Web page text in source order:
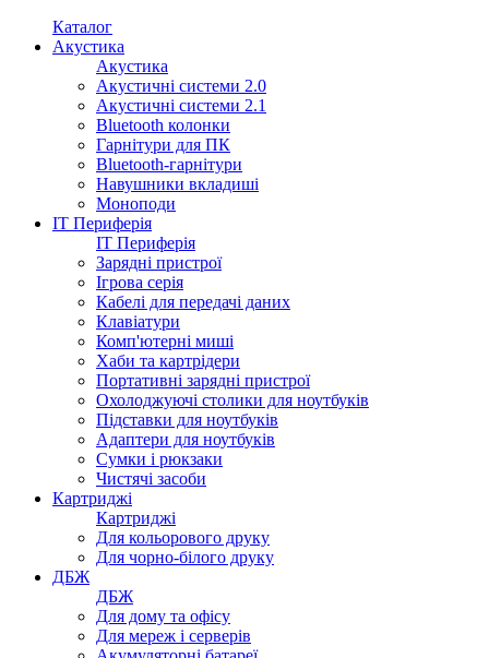
Каталог
Акустика
Акустика
Акустичні системи 2.0
Акустичні системи 2.1
Bluetooth колонки
Гарнітури для ПК
Bluetooth-гарнітури
Навушники вкладиші
Моноподи
IT Периферія
IT Периферія
Зарядні пристрої
Ігрова серія
Кабелі для передачі даних
Клавіатури
Комп'ютерні миші
Хаби та картрідери
Портативні зарядні пристрої
Охолоджуючі столики для ноутбуків
Підставки для ноутбуків
Адаптери для ноутбуків
Сумки і рюкзаки
Чистячі засоби
Картриджі
Картриджі
Для кольорового друку
Для чорно-білого друку
ДБЖ
ДБЖ
Для дому та офісу
Для мереж і серверів